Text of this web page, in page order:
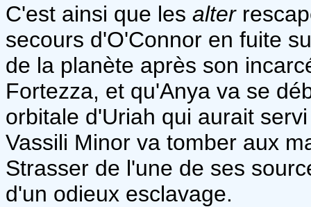
C'est ainsi que les alter
secours d'O'Connor en fuite
de la planète après son
Fortezza, et qu'Anya va se
orbitale d'Uriah qui aurait
Vassili Minor va tomber aux
Strasser de l'une de ses
d'un odieux esclavage.